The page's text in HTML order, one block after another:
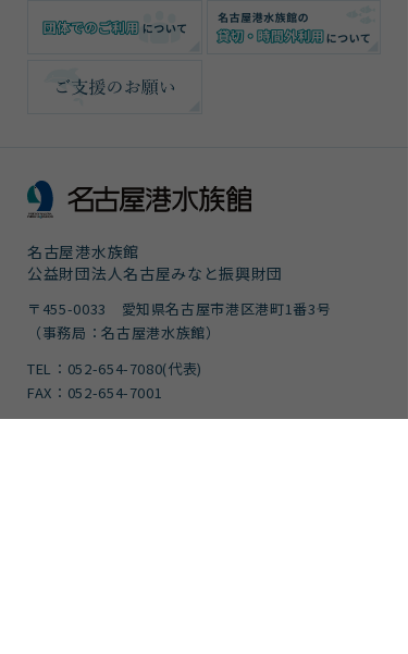
名古屋港水族館
公益財団法人名古屋みなと振興財団
〒455-0033 愛知県名古屋市港区港町1番3号
（事務局：名古屋港水族館）
TEL：052-654-7080(代表)
FAX：052-654-7001